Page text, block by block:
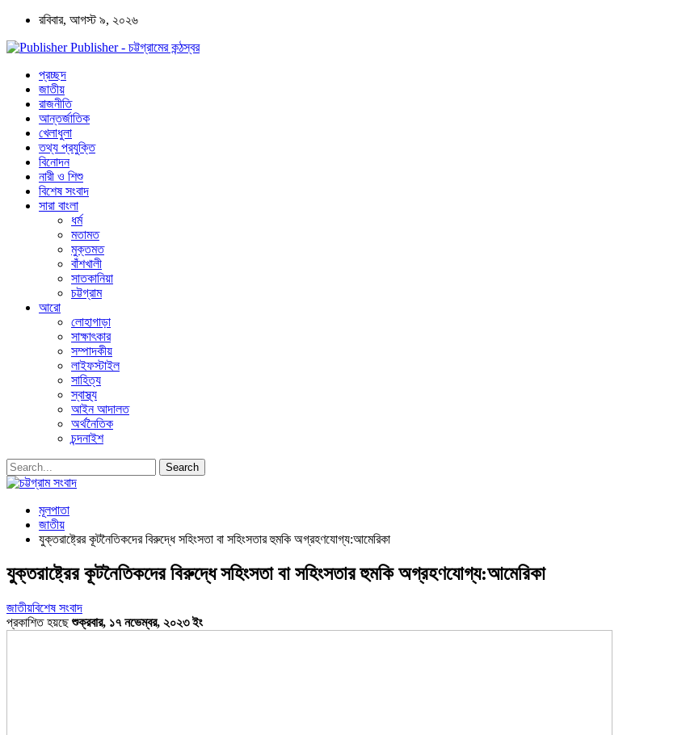
রবিবার, আগস্ট ৯, ২০২৬
Publisher - চট্টগ্রামের কন্ঠস্বর
প্রচ্ছদ
জাতীয়
রাজনীতি
আন্তর্জাতিক
খেলাধুলা
তথ্য প্রযুক্তি
বিনোদন
নারী ও শিশু
বিশেষ সংবাদ
সারা বাংলা
ধর্ম
মতামত
মুক্তমত
বাঁশখালী
সাতকানিয়া
চট্টগ্রাম
আরো
লোহাগাড়া
সাক্ষাৎকার
সম্পাদকীয়
লাইফস্টাইল
সাহিত্য
স্বাস্থ্য
আইন আদালত
অর্থনৈতিক
চন্দনাইশ
মূলপাতা
জাতীয়
যুক্তরাষ্ট্রের কূটনৈতিকদের বিরুদ্ধে সহিংসতা বা সহিংসতার হুমকি অগ্রহণযোগ্য:আমেরিকা
যুক্তরাষ্ট্রের কূটনৈতিকদের বিরুদ্ধে সহিংসতা বা সহিংসতার হুমকি অগ্রহণযোগ্য:আমেরিকা
জাতীয়বিশেষ সংবাদ
প্রকাশিত হয়ছেশুক্রবার, ১৭ নভেম্বর, ২০২৩ ইং